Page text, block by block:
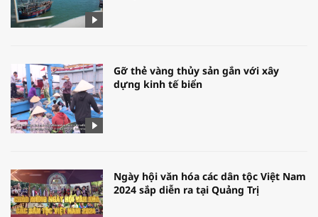
Gỡ thẻ vàng thủy sản gắn với xây
dựng kinh tế biển
Ngày hội văn hóa các dân tộc Việt Nam
2024 sắp diễn ra tại Quảng Trị